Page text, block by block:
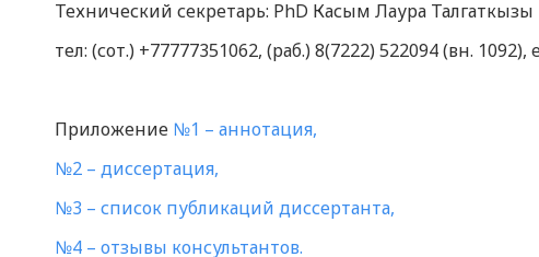
Технический секретарь: PhD Касым Лаура Талгаткызы
тел: (сот.) +77777351062, (раб.) 8(7222) 522094 (вн. 1092),
Приложение №1 – аннотация,
№2 – диссертация,
№3 – список публикаций диссертанта,
№4 – отзывы консультантов.